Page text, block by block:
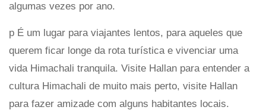
algumas vezes por ano.
p É um lugar para viajantes lentos, para aqueles que
querem ficar longe da rota turística e vivenciar uma
vida Himachali tranquila. Visite Hallan para entender a
cultura Himachali de muito mais perto, visite Hallan
para fazer amizade com alguns habitantes locais.